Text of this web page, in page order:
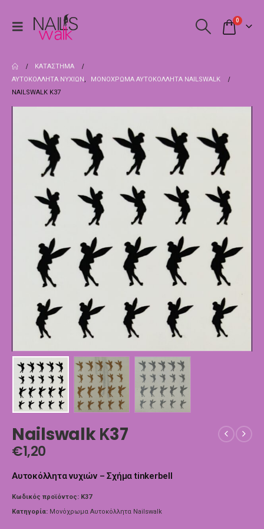
0
ΚΑΤΆΣΤΗΜΑ
ΑΥΤΟΚΌΛΛΗΤΑ ΝΥΧΙΏΝ,
ΜΟΝΌΧΡΩΜΑ ΑΥΤΟΚΌΛΛΗΤΑ NAILSWALK
NAILSWALK Κ37
Nailswalk Κ37
€1,20
Αυτοκόλλητα νυχιών – Σχήμα tinkerbell
Κωδικός προϊόντος: Κ37
Κατηγορία: Μονόχρωμα Αυτοκόλλητα Nailswalk